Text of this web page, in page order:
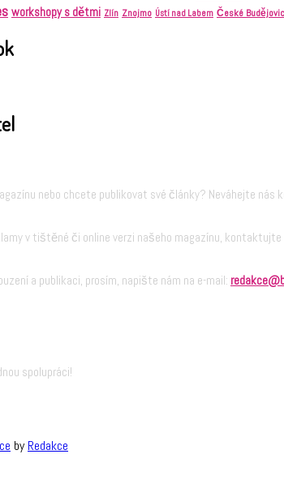
workshopy s dětmi Zlín Znojmo Ústí nad Labem České
nebo chcete publikovat své články? Neváhejte
v tištěné či online verzi našeho magazínu, kontaktujte
a publikaci, prosím, napište nám na e-mail:
spolupráci!
byRedakce